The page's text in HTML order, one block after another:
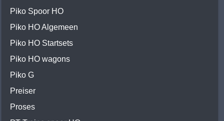
Piko Spoor HO
Piko HO Algemeen
Piko HO Startsets
Piko HO wagons
Piko G
Preiser
Proses